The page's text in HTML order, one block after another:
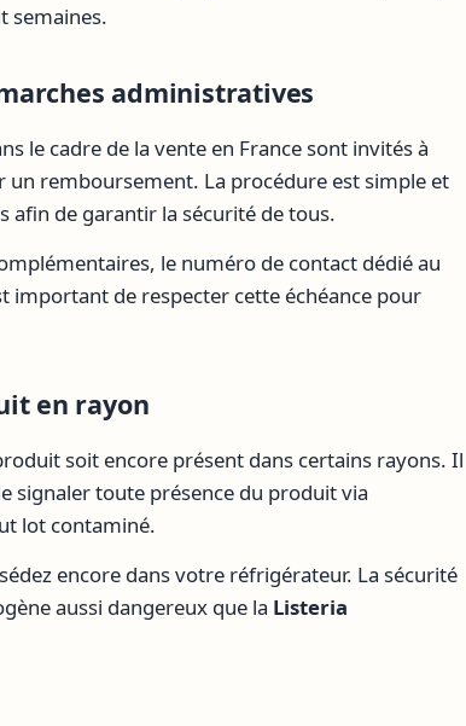
semaines.
administratives
le cadre de la vente en France sont invités à
remboursement. La procédure est simple et
afin de garantir la sécurité de tous.
le numéro de contact dédié au
important de respecter cette échéance pour
en rayon
soit encore présent dans certains rayons. Il
signaler toute présence du produit via
lot contaminé.
encore dans votre réfrigérateur. La sécurité
aussi dangereux que la Listeria